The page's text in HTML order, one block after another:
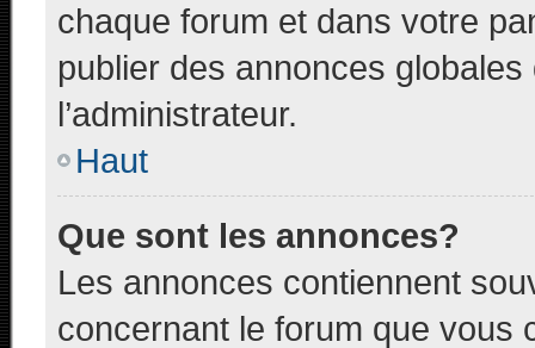
chaque forum et dans votre
publier des annonces
l’administrateur.
Haut
Que sont les annonces?
Les annonces contiennent
concernant le forum que vous